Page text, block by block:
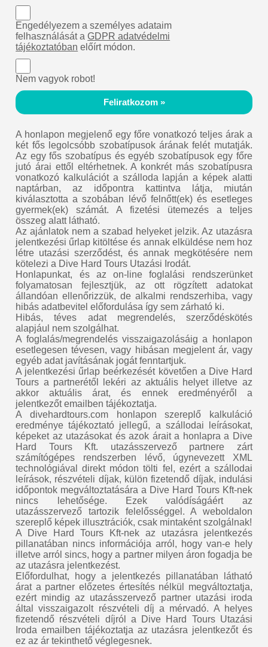
Engedélyezem a személyes adataim
felhasználását aGDPR adatvédelmi
tájékoztatóban előírt módon.
Nem vagyok robot!
Feliratkozom »
A honlapon megjelenő egy főre vonatkozó teljes árak a
két fős legolcsóbb szobatípusok árának felét mutatják.
Az egy fős szobatípus és egyéb szobatípusok egy főre
jutó árai ettől eltérhetnek. A konkrét más szobatípusra
vonatkozó kalkulációt a szálloda lapján a képek alatti
naptárban, az időpontra kattintva látja, miután
kiválasztotta a szobában lévő felnőtt(ek) és esetleges
gyermek(ek) számát. A fizetési ütemezés a teljes
összeg alatt látható.
Az ajánlatok nem a szabad helyeket jelzik. Az utazásra
jelentkezési űrlap kitöltése és annak elküldése nem hoz
létre utazási szerződést, és annak megkötésére nem
kötelezi a Dive Hard Tours Utazási Irodát.
Honlapunkat, és az on-line foglalási rendszerünket
folyamatosan fejlesztjük, az ott rögzített adatokat
állandóan ellenőrizzük, de alkalmi rendszerhiba, vagy
hibás adatbevitel előfordulása így sem zárható ki.
Hibás, téves adat megrendelés, szerződéskötés
alapjául nem szolgálhat.
A foglalás/megrendelés visszaigazolásáig a honlapon
esetlegesen tévesen, vagy hibásan megjelent ár, vagy
egyéb adat javításának jogát fenntartjuk.
A jelentkezési űrlap beérkezését követően a Dive Hard
Tours a partnerétől lekéri az aktuális helyet illetve az
akkor aktuális árat, és ennek eredményéről a
jelentkezőt emailben tájékoztatja.
A divehardtours.com honlapon szereplő kalkuláció
eredménye tájékoztató jellegű, a szállodai leírásokat,
képeket az utazásokat és azok árait a honlapra a Dive
Hard Tours Kft. utazásszervező partnere zárt
számítógépes rendszerben lévő, úgynevezett XML
technológiával direkt módon tölti fel, ezért a szállodai
leírások, részvételi díjak, külön fizetendő díjak, indulási
időpontok megváltoztatására a Dive Hard Tours Kft-nek
nincs lehetősége. Ezek valódíságáért az
utazásszervező tartozik felelősséggel. A weboldalon
szereplő képek illusztrációk, csak mintaként szolgálnak!
A Dive Hard Tours Kft-nek az utazásra jelentkezés
pillanatában nincs információja arról, hogy van-e hely
illetve arról sincs, hogy a partner milyen áron fogadja be
az utazásra jelentkezést.
Előfordulhat, hogy a jelentkezés pillanatában látható
árat a partner előzetes értesítés nélkül megváltoztatja,
ezért mindig az utazásszervező partner utazási iroda
által visszaigazolt részvételi díj a mérvadó. A helyes
fizetendő részvételi díjról a Dive Hard Tours Utazási
Iroda emailben tájékoztatja az utazásra jelentkezőt és
ez az ár tekinthető véglegesnek.